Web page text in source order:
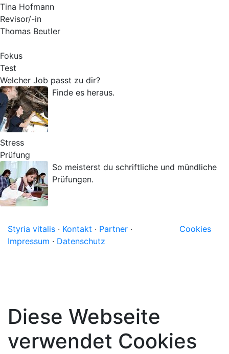
Tina Hofmann
Revisor/-in
Thomas Beutler
Fokus
Test
Welcher Job passt zu dir?
Finde es heraus.
Stress
Prüfung
So meisterst du schriftliche und mündliche
Prüfungen.
Styria vitalis · Kontakt · Partner ·
Impressum · Datenschutz
Cookies
Diese Webseite
verwendet Cookies